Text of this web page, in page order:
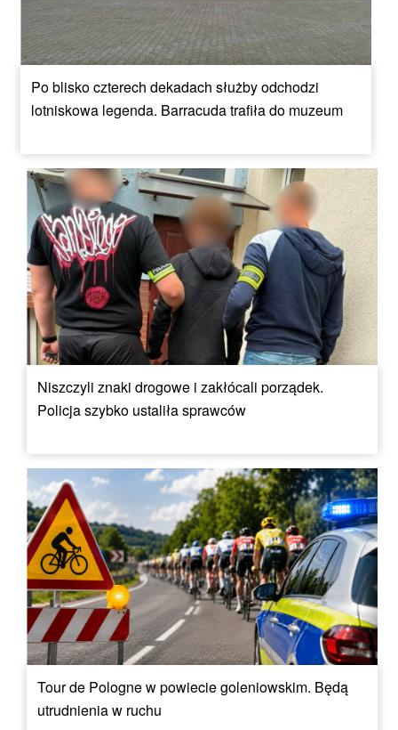
Po blisko czterech dekadach służby odchodzi
lotniskowa legenda. Barracuda trafiła do muzeum
Niszczyli znaki drogowe i zakłócali porządek.
Policja szybko ustaliła sprawców
Tour de Pologne w powiecie goleniowskim. Będą
utrudnienia w ruchu